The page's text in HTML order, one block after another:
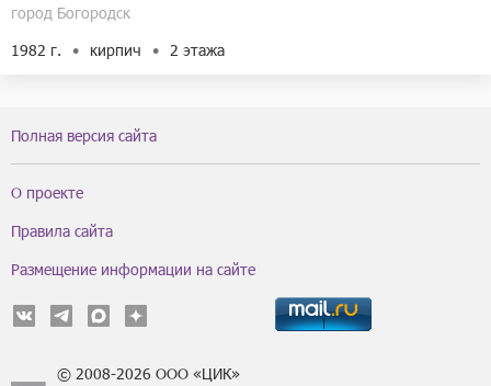
город Богородск
1982 г.
кирпич 2 этажа
Полная версия сайта
О проекте
Правила сайта
Размещение информации на сайте
© 2008-2026 ООО «ЦИК»